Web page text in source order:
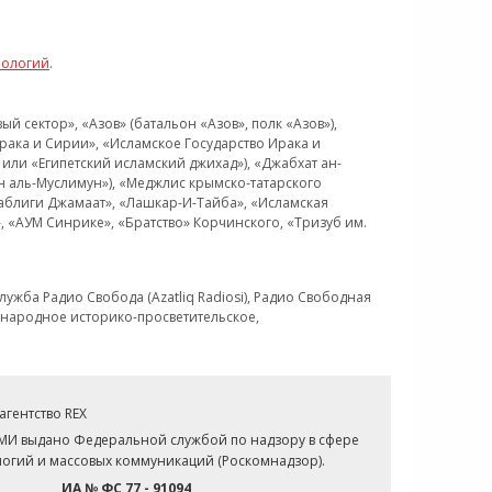
.
«Азов» (батальон «Азов», полк «Азов»),
и Сирии», «Исламское Государство Ирака и
«Египетский исламский джихад»), «Джабхат ан-
Муслимун»), «Меджлис крымско-татарского
Джамаат», «Лашкар-И-Тайба», «Исламская
Синрике», «Братство» Корчинского, «Тризуб им.
Радио Свобода (Azatliq Radiosi), Радио Свободная
историко-просветительское,
REX
выдано Федеральной службой по надзору в сфере
и массовых коммуникаций (Роскомнадзор).
ИА № ФС 77 - 91094